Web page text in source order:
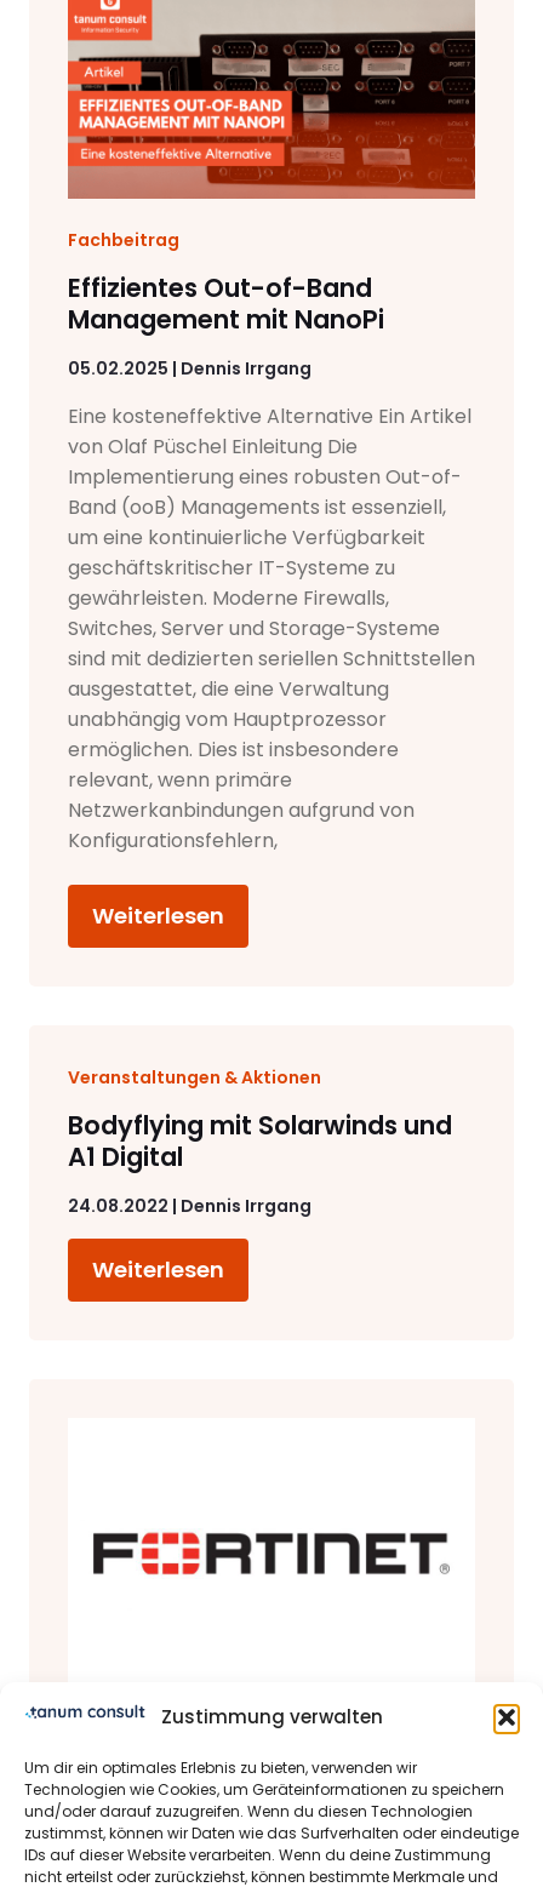
Zustimmung verwalten
Um dir ein optimales Erlebnis zu bieten, verwenden wir
Technologien wie Cookies, um Geräteinformationen zu speichern
und/oder darauf zuzugreifen. Wenn du diesen Technologien
zustimmst, können wir Daten wie das Surfverhalten oder eindeutige
IDs auf dieser Website verarbeiten. Wenn du deine Zustimmung
nicht erteilst oder zurückziehst, können bestimmte Merkmale und
Fachbeitrag
Effizientes Out-of-Band
Management mit NanoPi
05.02.2025 | Dennis Irrgang
Eine kosteneffektive Alternative Ein Artikel
von Olaf Püschel Einleitung Die
Implementierung eines robusten Out-of-
Band (ooB) Managements ist essenziell,
um eine kontinuierliche Verfügbarkeit
geschäftskritischer IT-Systeme zu
gewährleisten. Moderne Firewalls,
Switches, Server und Storage-Systeme
sind mit dedizierten seriellen Schnittstellen
ausgestattet, die eine Verwaltung
unabhängig vom Hauptprozessor
ermöglichen. Dies ist insbesondere
relevant, wenn primäre
Netzwerkanbindungen aufgrund von
Konfigurationsfehlern,
Weiterlesen
Veranstaltungen & Aktionen
Bodyflying mit Solarwinds und
A1 Digital
24.08.2022 | Dennis Irrgang
Weiterlesen
Produkte & Partner
Fortinet Partner Status
28.03.2022 | Michael Schrader-Bölsche
Dear tanum consult GmbH